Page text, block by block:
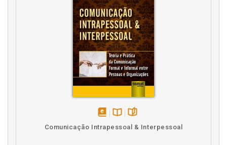
em
Comunicação Intrapessoal & Interpessoal